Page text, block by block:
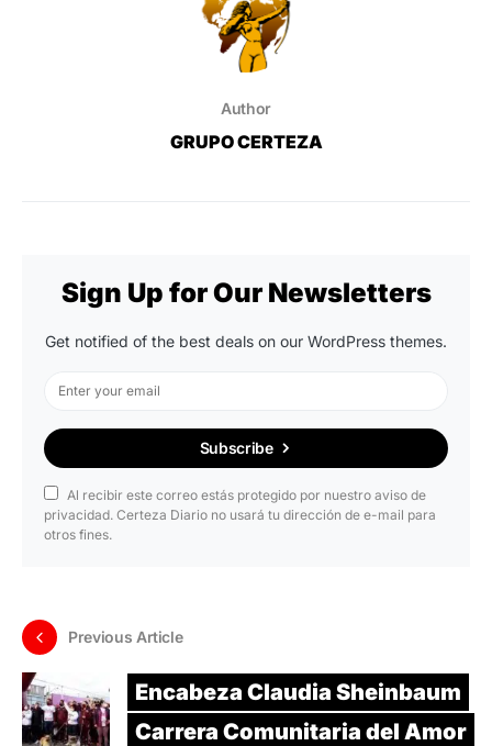
Author
GRUPO CERTEZA
Sign Up for Our Newsletters
Get notified of the best deals on our WordPress themes.
Subscribe
Al recibir este correo estás protegido por nuestro aviso de
privacidad. Certeza Diario no usará tu dirección de e-mail para
otros fines.
Previous Article
Encabeza Claudia Sheinbaum
Carrera Comunitaria del Amor